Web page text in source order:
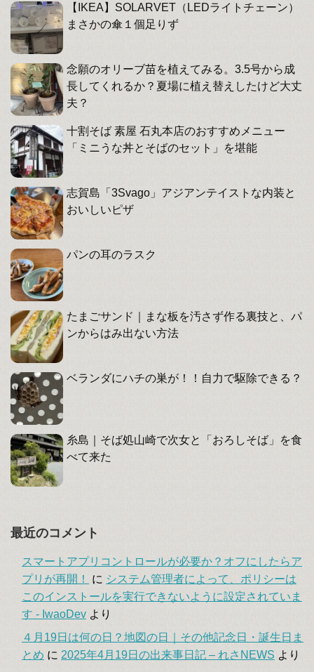
【IKEA】SOLARVET（LEDライトチェーン）
まさかの傘１個足りず
念願のオリーブ苗を植えてみる。3.5号から成
長してくれるか？夏場に植え替えしたけど大丈
夫？
十割そば 素屋 石丸本店のおすすめメニュー
「ミニうな丼とそばのセット」を堪能
志賀島「3Svago」アジアンテイストな内装と
おいしいピザ
パンの耳のラスク
たまごサンド｜まな板を汚さず作る裏技と、パ
ンからはみ出ない方法
ベランダにハチの巣が！！自力で駆除できる？
糸島｜そば処山崎で次女と「おろしそば」を食
べて来た
最近のコメント
スマートアプリコントロールが必要か？オフにしたらア
プリが再開！
に システム管理者によって、ポリシーは
このインストールを実行できないように設定されていま
す - IwaoDev より
４月19日は何の日？地図の日｜その他記念日・誕生日ま
とめ に 2025年4月19日の出来事日記 – れさNEWS より